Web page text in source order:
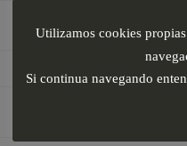
Utilizamos cookies
Si continua navegando